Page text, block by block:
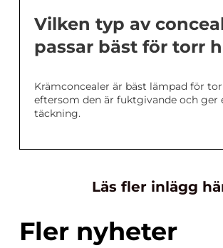
Vilken typ av
passar bäst för torr
Krämconcealer är bäst lämpad för
eftersom den är fuktgivande och ger
täckning.
Läs fler inlägg
Fler nyheter